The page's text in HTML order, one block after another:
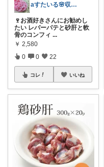
aすたいる🌸収納とちらからない暮らし♡
🍷お酒好きさんにお勧めし
たい レバーパテと砂肝と軟
骨のコンフィ ...
￥ 2,580
0 0 22
コレ いいね